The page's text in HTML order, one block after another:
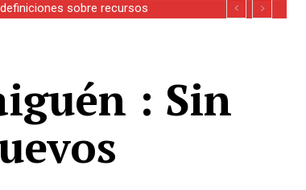
sobre recursos
: Sin